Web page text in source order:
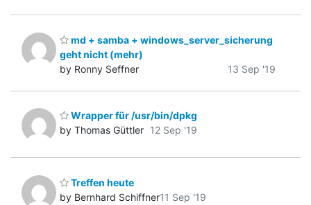
md + samba + windows_server_sicherung
geht nicht (mehr)
by Ronny Seffner
13 Sep '19
Wrapper für /usr/bin/dpkg
by Thomas Güttler 12 Sep '19
Treffen heute
by Bernhard Schiffner11 Sep '19